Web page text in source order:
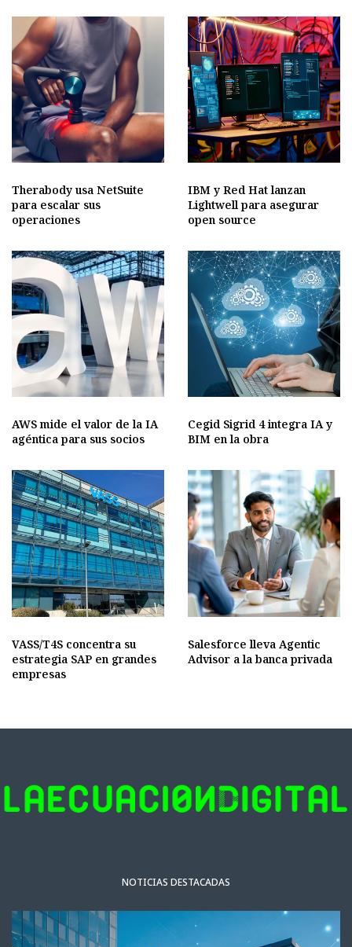
Therabody usa NetSuite
para escalar sus
operaciones
IBM y Red Hat lanzan
Lightwell para asegurar
open source
AWS mide el valor de la IA
agéntica para sus socios
Cegid Sigrid 4 integra IA y
BIM en la obra
VASS/T4S concentra su
estrategia SAP en grandes
empresas
Salesforce lleva Agentic
Advisor a la banca privada
NOTICIAS DESTACADAS